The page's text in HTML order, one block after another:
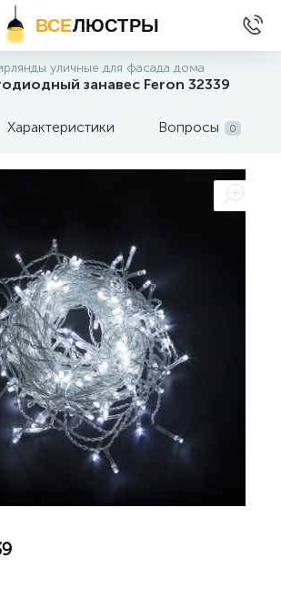
ВСЕЛЮСТРЫ
уличные для фасада дома
занавес Feron 32339
Характеристики Вопросы 0